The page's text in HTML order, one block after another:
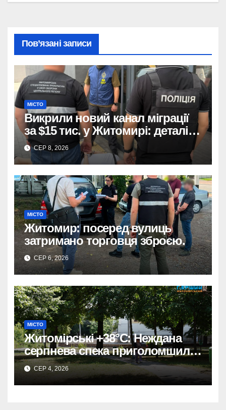
Пов’язані записи
МІСТО
Викрили новий канал міграції
за $15 тис. у Житомирі: деталі
розслідування
СЕР 8, 2026
МІСТО
Житомир: посеред вулиць
затримано торговця зброєю.
СЕР 6, 2026
МІСТО
Житомірські +38°C: Неждана
серпнева спека приголомшила
місто
СЕР 4, 2026